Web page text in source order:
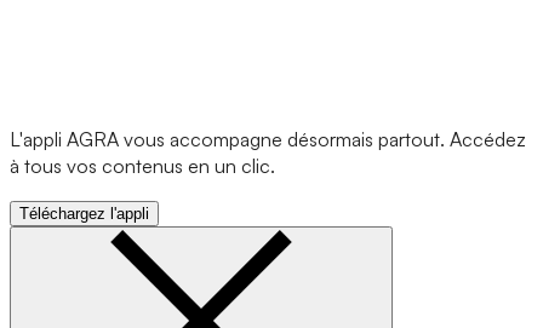
L'appli AGRA vous accompagne désormais partout. Accédez
à tous vos contenus en un clic.
Téléchargez l'appli